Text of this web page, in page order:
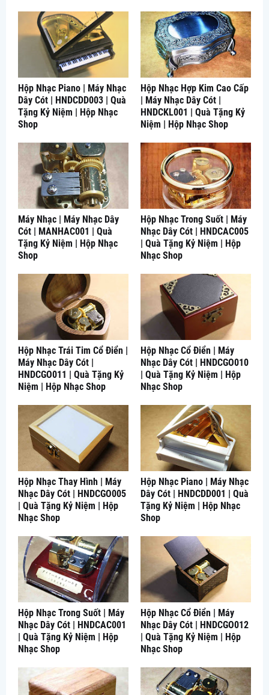
Hộp Nhạc Piano | Máy Nhạc
Dây Cót | HNDCDD003 | Quà
Tặng Kỷ Niệm | Hộp Nhạc
Shop
Hộp Nhạc Hợp Kim Cao Cấp
| Máy Nhạc Dây Cót |
HNDCKL001 | Quà Tặng Kỷ
Niệm | Hộp Nhạc Shop
Máy Nhạc | Máy Nhạc Dây
Cót | MANHAC001 | Quà
Tặng Kỷ Niệm | Hộp Nhạc
Shop
Hộp Nhạc Trong Suốt | Máy
Nhạc Dây Cót | HNDCAC005
| Quà Tặng Kỷ Niệm | Hộp
Nhạc Shop
Hộp Nhạc Trái Tim Cổ Điển |
Máy Nhạc Dây Cót |
HNDCGO011 | Quà Tặng Kỷ
Niệm | Hộp Nhạc Shop
Hộp Nhạc Cổ Điển | Máy
Nhạc Dây Cót | HNDCGO010
| Quà Tặng Kỷ Niệm | Hộp
Nhạc Shop
Hộp Nhạc Thay Hình | Máy
Nhạc Dây Cót | HNDCGO005
| Quà Tặng Kỷ Niệm | Hộp
Nhạc Shop
Hộp Nhạc Piano | Máy Nhạc
Dây Cót | HNDCDD001 | Quà
Tặng Kỷ Niệm | Hộp Nhạc
Shop
Hộp Nhạc Trong Suốt | Máy
Nhạc Dây Cót | HNDCAC001
| Quà Tặng Kỷ Niệm | Hộp
Nhạc Shop
Hộp Nhạc Cổ Điển | Máy
Nhạc Dây Cót | HNDCGO012
| Quà Tặng Kỷ Niệm | Hộp
Nhạc Shop